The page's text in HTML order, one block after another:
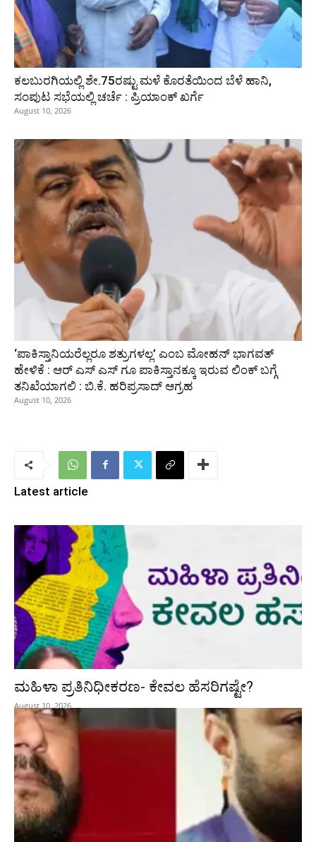
ಕಲಬುರಗಿಯಲ್ಲಿ ಶೇ.75ರಷ್ಟು ಮಳೆ ಕೊರತೆಯಿಂದ ಬೆಳೆ ಹಾನಿ,
ಸಂಪುಟ‌ ಸಭೆಯಲ್ಲಿ ಚರ್ಚೆ : ಪ್ರಿಯಾಂಕ್ ಖರ್ಗೆ
August 10, 2026
‘ಪಾಕಿಸ್ತಾನಿಯರೆಲ್ಲರೂ ಶತ್ರುಗಳಲ್ಲ’ ಎಂಬ ಮೋಹನ್‌ ಭಾಗವತ್
ಹೇಳಿಕೆ : ಆರ್ ಎಸ್ ಎಸ್ ಗೂ ಪಾಕಿಸ್ತಾನಕ್ಕೂ ಇರುವ ಲಿಂಕ್ ಬಗ್ಗೆ
ತನಿಖೆಯಾಗಲಿ : ಬಿ.ಕೆ. ಹರಿಪ್ರಸಾದ್‌ ಆಗ್ರಹ
August 10, 2026
Latest article
ಮಹಿಳಾ ಪ್ರತಿನಿಧೀಕರಣ- ಕೇವಲ ಹೆಸರಿಗಷ್ಟೇ?
August 10, 2026